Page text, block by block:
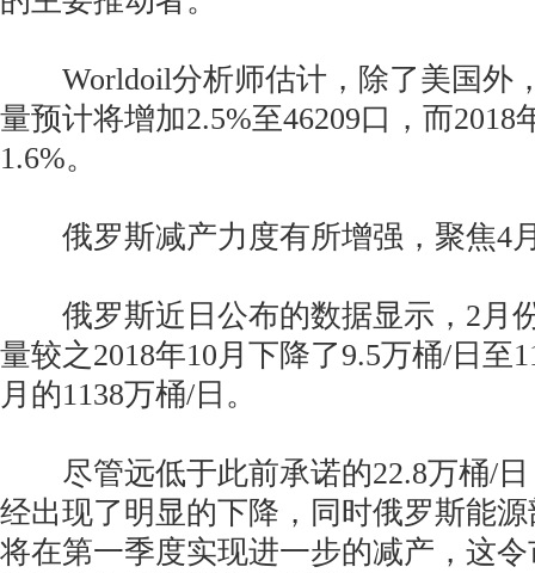
Worldoil分析师估计，除了美国外
量预计将增加2.5%至46209口，而2018
1.6%。
俄罗斯减产力度有所增强，聚焦4月
俄罗斯近日公布的数据显示，2月
量较之2018年10月下降了9.5万桶/日至
月的1138万桶/日。
尽管远低于此前承诺的22.8万桶/日
经出现了明显的下降，同时俄罗斯能
将在第一季度实现进一步的减产，这